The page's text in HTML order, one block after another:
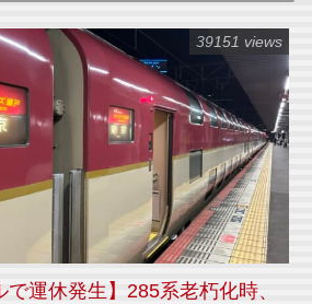
で運休発生】285系老朽化時、
39151 views